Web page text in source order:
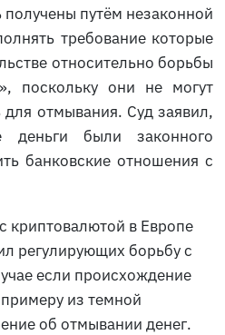
путём незаконной
требование которые
относительно борьбы
поскольку они не могут
для отмывания. Суд заявил,
были законного
банковские отношения с
криптовалютой в Европе
регулирующих борьбу с
если происхождение
из темной
об отмывании денег.